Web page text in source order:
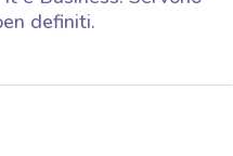
definiti.